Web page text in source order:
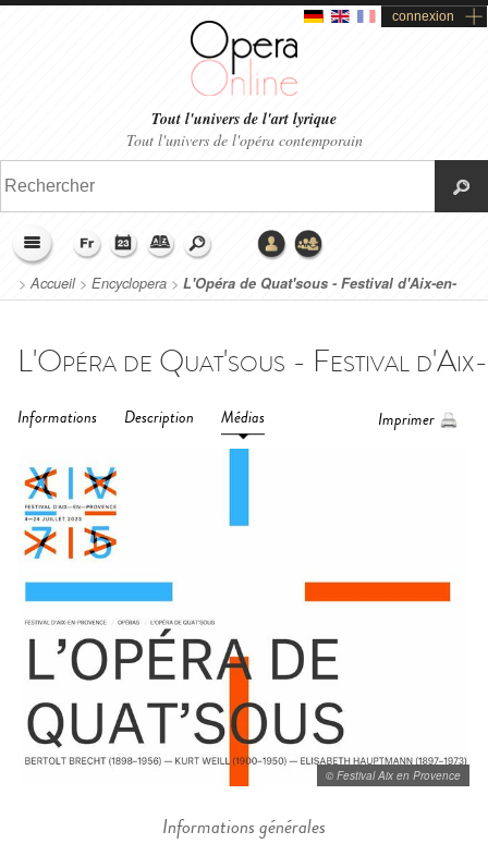
connexion
Tout l'univers de l'art lyrique
Tout l'univers de l'opéra contemporain
>Accueil> Encyclopera > L'Opéra de Quat'sous - Festival d'Aix-en-
Provence (2023)
Informations Description Médias Imprimer
© Festival Aix en Provence
Informations générales